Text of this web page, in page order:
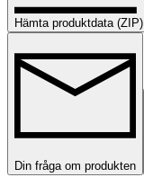
Hämta produktdata (ZIP)
Din fråga om produkten